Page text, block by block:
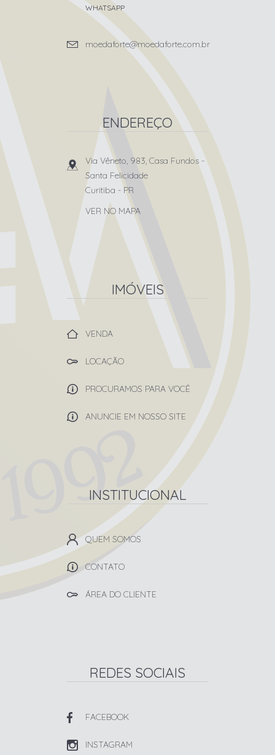
WHATSAPP
moedaforte@moedaforte.com.br
ENDEREÇO
Via Vêneto, 983, Casa Fundos -
Santa Felicidade
Curitiba - PR
VER NO MAPA
IMÓVEIS
VENDA
LOCAÇÃO
PROCURAMOS PARA VOCÊ
ANUNCIE EM NOSSO SITE
INSTITUCIONAL
QUEM SOMOS
CONTATO
ÁREA DO CLIENTE
REDES SOCIAIS
FACEBOOK
INSTAGRAM